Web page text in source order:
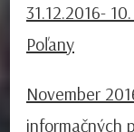
31.12.2016-
Poľany
November
informačných